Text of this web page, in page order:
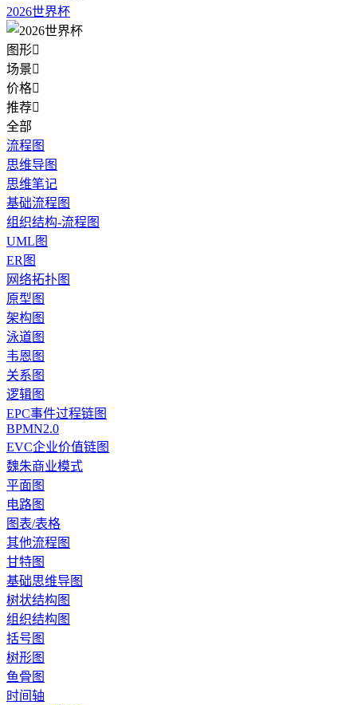
2026世界杯
图形
场景
价格
推荐
全部
流程图
思维导图
思维笔记
基础流程图
组织结构-流程图
UML图
ER图
网络拓扑图
原型图
架构图
泳道图
韦恩图
关系图
逻辑图
EPC事件过程链图
BPMN2.0
EVC企业价值链图
魏朱商业模式
平面图
电路图
图表/表格
其他流程图
甘特图
基础思维导图
树状结构图
组织结构图
括号图
树形图
鱼骨图
时间轴